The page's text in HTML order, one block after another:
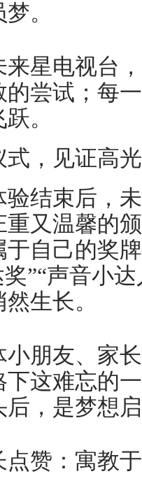
。
电视台，
尝试；每
。
，见证高
束后，未
又温馨的
于自己的奖
”“声音小
生长。
友、家长
这难忘的
，是梦想
点赞：寓教